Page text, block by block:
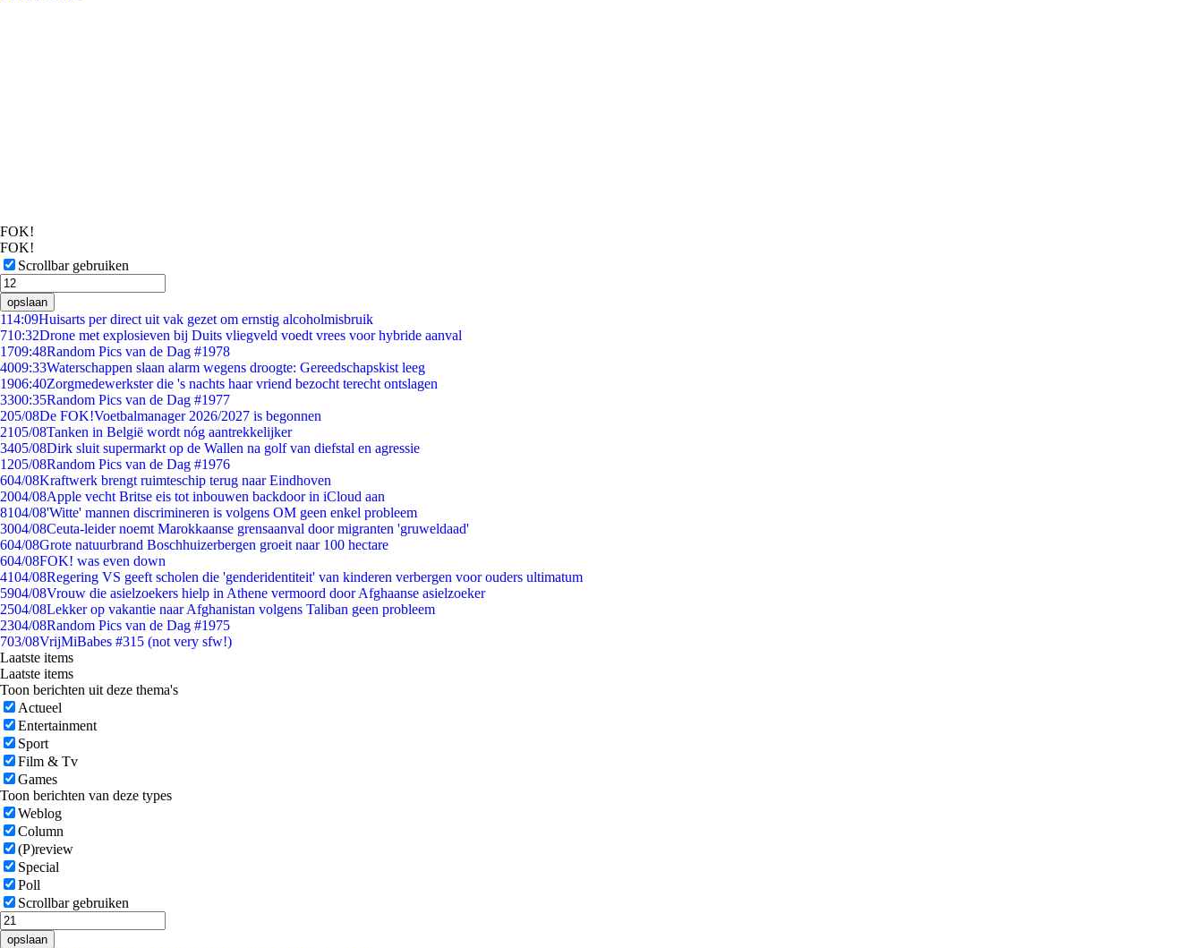
FOK!
FOK!
Scrollbar gebruiken
opslaan
114:09Huisarts per direct uit vak gezet om ernstig alcoholmisbruik
710:32Drone met explosieven bij Duits vliegveld voedt vrees voor hybride aanval
1709:48Random Pics van de Dag #1978
4009:33Waterschappen slaan alarm wegens droogte: Gereedschapskist leeg
1906:40Zorgmedewerkster die 's nachts haar vriend bezocht terecht ontslagen
3300:35Random Pics van de Dag #1977
205/08De FOK!Voetbalmanager 2026/2027 is begonnen
2105/08Tanken in België wordt nóg aantrekkelijker
3405/08Dirk sluit supermarkt op de Wallen na golf van diefstal en agressie
1205/08Random Pics van de Dag #1976
604/08Kraftwerk brengt ruimteschip terug naar Eindhoven
2004/08Apple vecht Britse eis tot inbouwen backdoor in iCloud aan
8104/08'Witte' mannen discrimineren is volgens OM geen enkel probleem
3004/08Ceuta-leider noemt Marokkaanse grensaanval door migranten 'gruweldaad'
604/08Grote natuurbrand Boschhuizerbergen groeit naar 100 hectare
604/08FOK! was even down
4104/08Regering VS geeft scholen die 'genderidentiteit' van kinderen verbergen voor ouders ultimatum
5904/08Vrouw die asielzoekers hielp in Athene vermoord door Afghaanse asielzoeker
2504/08Lekker op vakantie naar Afghanistan volgens Taliban geen probleem
2304/08Random Pics van de Dag #1975
703/08VrijMiBabes #315 (not very sfw!)
Laatste items
Laatste items
Toon berichten uit deze thema's
Actueel
Entertainment
Sport
Film & Tv
Games
Toon berichten van deze types
Weblog
Column
(P)review
Special
Poll
Scrollbar gebruiken
opslaan